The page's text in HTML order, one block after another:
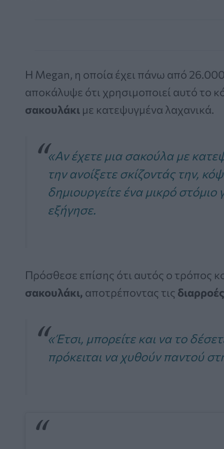
Η Megan, η οποία έχει πάνω από
αποκάλυψε ότι χρησιμοποιεί αυτό το
σακουλάκι με κατεψυγμένα λαχανικά.
«Αν έχετε μια σακούλα με
την ανοίξετε σκίζοντάς την,
δημιουργείτε ένα μικρό στόμιο
εξήγησε.
Πρόσθεσε επίσης ότι αυτός ο τρόπος
σακουλάκι, αποτρέποντας τις
«Έτσι, μπορείτε και να το
πρόκειται να χυθούν παντού